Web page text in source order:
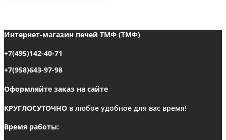
Интернет-магазин печей ТМФ (ТМФ)
+7(495)142-40-71
+7(958)643-97-98
Оформляйте заказ на сайте
КРУГЛОСУТОЧНО в любое удобное для вас время!
Время работы: